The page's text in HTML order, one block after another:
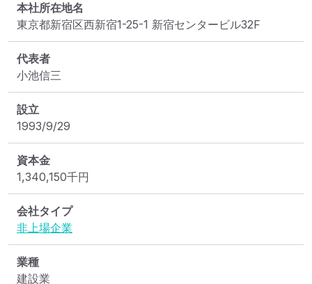
本社所在地名
東京都新宿区西新宿1-25-1 新宿センタービル32F
代表者
小池信三
設立
1993/9/29
資本金
1,340,150千円
会社タイプ
非上場企業
業種
建設業